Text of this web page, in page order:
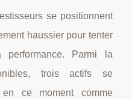
se positionnent
haussier pour tenter
Parmi la
trois actifs se
en ce moment comme